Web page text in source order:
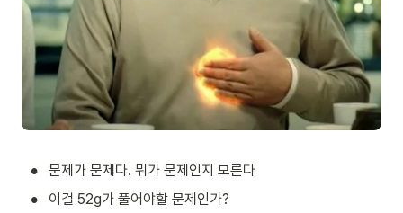
• 문제가 문제다. 뭐가 문제인지 모른다
• 이걸 52g가 풀어야할 문제인가?